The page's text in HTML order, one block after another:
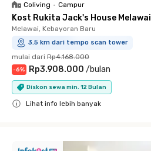
Coliving • Campur
Kost Rukita Jack's House Melawai
Melawai, Kebayoran Baru
3.5 km dari tempo scan tower
mulai dari Rp4.168.000
-6% Rp3.908.000 /bulan
Diskon sewa min. 12 Bulan
Lihat info lebih banyak